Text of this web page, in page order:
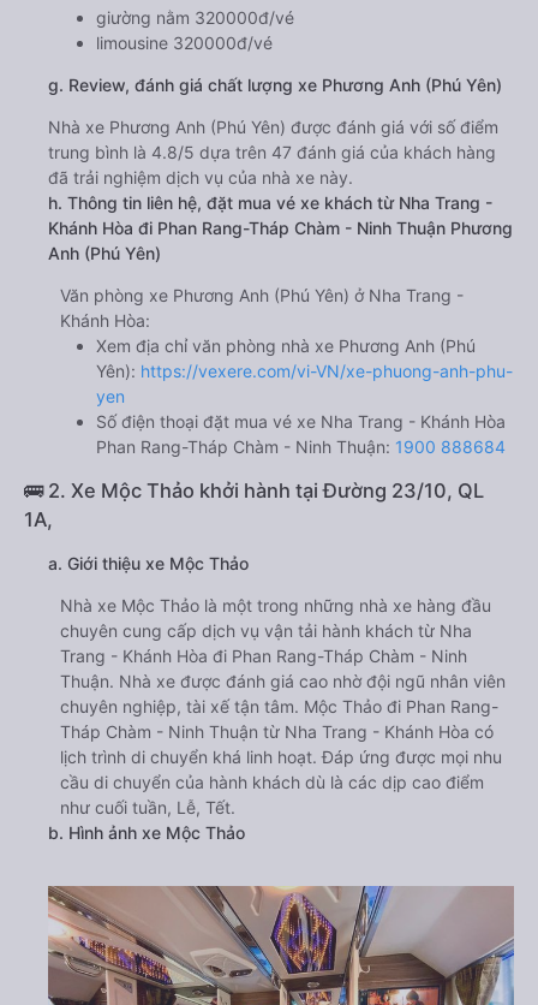
giường nằm 320000đ/vé
limousine 320000đ/vé
g. Review, đánh giá chất lượng xe Phương Anh (Phú Yên)
Nhà xe Phương Anh (Phú Yên) được đánh giá với số điểm
trung bình là 4.8/5 dựa trên 47 đánh giá của khách hàng
đã trải nghiệm dịch vụ của nhà xe này.
h. Thông tin liên hệ, đặt mua vé xe khách từ Nha Trang -
Khánh Hòa đi Phan Rang-Tháp Chàm - Ninh Thuận Phương
Anh (Phú Yên)
Văn phòng xe Phương Anh (Phú Yên) ở Nha Trang -
Khánh Hòa:
Xem địa chỉ văn phòng nhà xe Phương Anh (Phú
Yên): https://vexere.com/vi-VN/xe-phuong-anh-phu-
yen
Số điện thoại đặt mua vé xe Nha Trang - Khánh Hòa
Phan Rang-Tháp Chàm - Ninh Thuận: 1900 888684
🚌 2. Xe Mộc Thảo khởi hành tại Đường 23/10, QL
1A,
a. Giới thiệu xe Mộc Thảo
Nhà xe Mộc Thảo là một trong những nhà xe hàng đầu
chuyên cung cấp dịch vụ vận tải hành khách từ Nha
Trang - Khánh Hòa đi Phan Rang-Tháp Chàm - Ninh
Thuận. Nhà xe được đánh giá cao nhờ đội ngũ nhân viên
chuyên nghiệp, tài xế tận tâm. Mộc Thảo đi Phan Rang-
Tháp Chàm - Ninh Thuận từ Nha Trang - Khánh Hòa có
lịch trình di chuyển khá linh hoạt. Đáp ứng được mọi nhu
cầu di chuyển của hành khách dù là các dịp cao điểm
như cuối tuần, Lễ, Tết.
b. Hình ảnh xe Mộc Thảo